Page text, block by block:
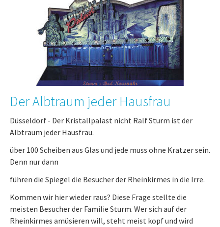
Der Albtraum jeder Hausfrau
Düsseldorf - Der Kristallpalast nicht Ralf Sturm ist der
Albtraum jeder Hausfrau.
über 100 Scheiben aus Glas und jede muss ohne Kratzer sein.
Denn nur dann
führen die Spiegel die Besucher der Rheinkirmes in die Irre.
Kommen wir hier wieder raus? Diese Frage stellte die
meisten Besucher der Familie Sturm. Wer sich auf der
Rheinkirmes amüsieren will, steht meist kopf und wird